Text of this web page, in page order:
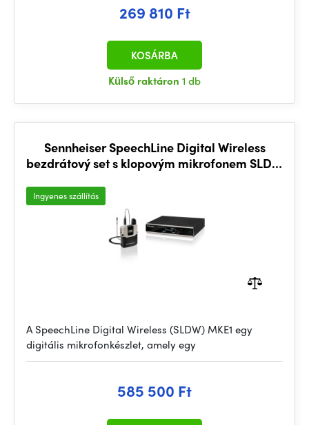
269 810 Ft
Külső raktáron 1 db
KOSÁRBA
Sennheiser SpeechLine Digital Wireless
bezdrátový set s klopovým mikrofonem SLDW
Ingyenes szállítás
A SpeechLine Digital Wireless (SLDW) MKE1 egy
digitális mikrofonkészlet, amely egy
585 500 Ft